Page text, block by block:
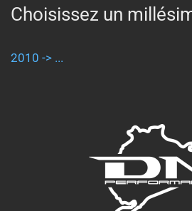
Choisissez un
2010 -> ...